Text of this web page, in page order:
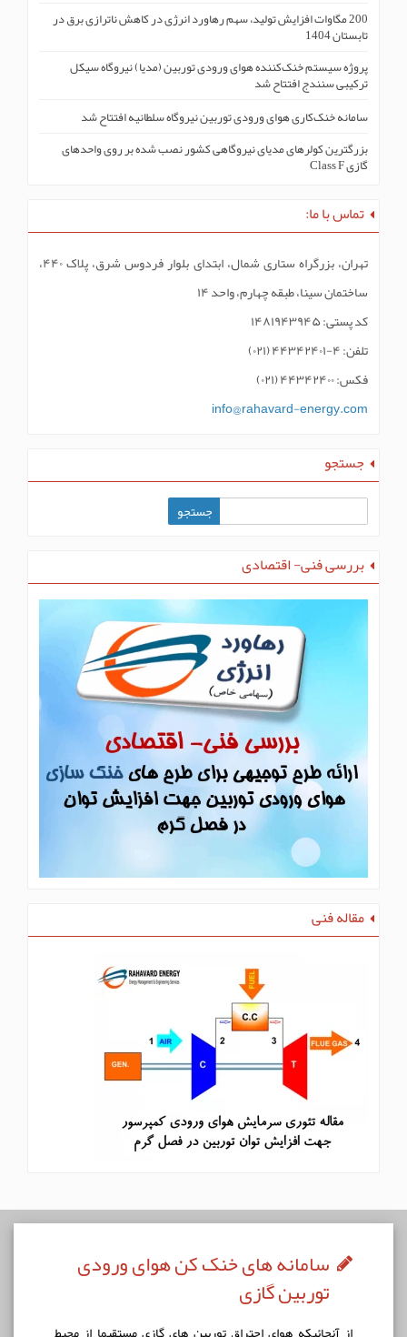
200 مگاوات افزایش تولید، سهم رهاورد انرژی در کاهش ناترازی برق در
تابستان 1404
پروژه سیستم خنک‌کنندە هوای ورودی توربین (مدیا) نیروگاه سیکل
ترکیبی سنندج افتتاح شد
سامانه خنک‌کاری هوای ورودی توربین نیروگاه سلطانیه افتتاح شد
بزرگترین کولرهای مدیای نیروگاهی کشور نصب شده بر روی واحدهای
گازی Class F
تماس با ما:
تهران، بزرگراه ستاری شمال، ابتدای بلوار فردوس شرق، پلاک ۴۴۰،
ساختمان سینا، طبقه چهارم، واحد ۱۴
کد پستی: ۱۴۸۱۹۴۳۹۴۵
تلفن: ۴-۴۴۳۴۲۴۰۱ (۰۲۱)
فکس: ۴۴۳۴۲۴۰۰ (۰۲۱)
info@rahavard-energy.com
جستجو
بررسی فنی- اقتصادی
مقاله فنی
سامانه های خنک کن هوای ورودی
توربین گازی